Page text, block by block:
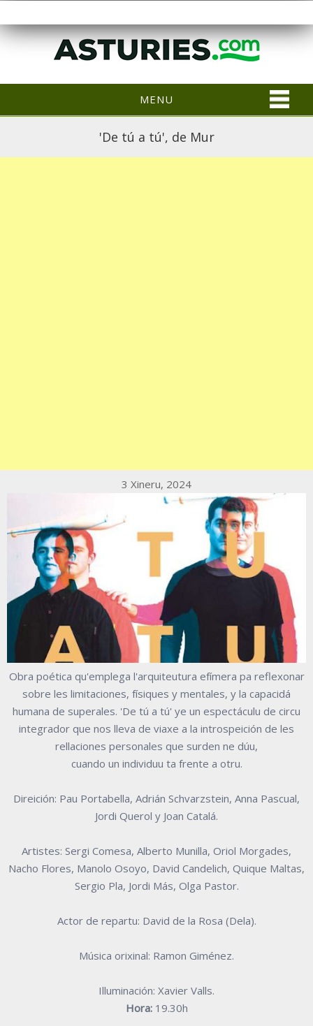
MENU
'De tú a tú', de Mur
3 Xineru, 2024
Obra poética qu'emplega l'arquiteutura efímera pa reflexonar
sobre les limitaciones, físiques y mentales, y la capacidá
humana de superales. 'De tú a tú' ye un espectáculu de circu
integrador que nos lleva de viaxe a la introspeición de les
rellaciones personales que surden ne dúu,
cuando un individuu ta frente a otru.
Direición: Pau Portabella, Adrián Schvarzstein, Anna Pascual,
Jordi Querol y Joan Catalá.
Artistes: Sergi Comesa, Alberto Munilla, Oriol Morgades,
Nacho Flores, Manolo Osoyo, David Candelich, Quique Maltas,
Sergio Pla, Jordi Más, Olga Pastor.
Actor de repartu: David de la Rosa (Dela).
Música orixinal: Ramon Giménez.
Illuminación: Xavier Valls.
Hora:19.30h